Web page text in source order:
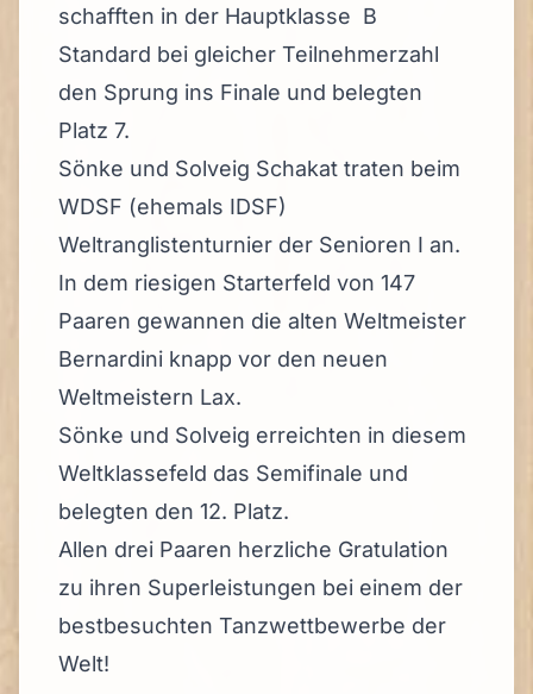
schafften in der Hauptklasse B
Standard bei gleicher Teilnehmerzahl
den Sprung ins Finale und belegten
Platz 7.
Sönke und Solveig Schakat traten beim
WDSF (ehemals IDSF)
Weltranglistenturnier der Senioren I an.
In dem riesigen Starterfeld von 147
Paaren gewannen die alten Weltmeister
Bernardini knapp vor den neuen
Weltmeistern Lax.
Sönke und Solveig erreichten in diesem
Weltklassefeld das Semifinale und
belegten den 12. Platz.
Allen drei Paaren herzliche Gratulation
zu ihren Superleistungen bei einem der
bestbesuchten Tanzwettbewerbe der
Welt!